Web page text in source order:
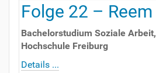
Folge 22 – Reem
Bachelorstudium Soziale Arbeit,
Hochschule Freiburg
Details ...